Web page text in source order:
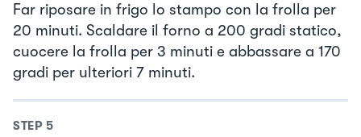
Far riposare in frigo lo stampo con la frolla per
20 minuti. Scaldare il forno a 200 gradi statico,
cuocere la frolla per 3 minuti e abbassare a 170
gradi per ulteriori 7 minuti.
STEP 5